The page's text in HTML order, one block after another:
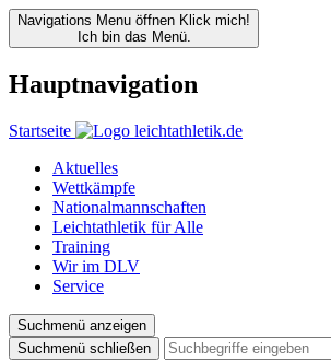
Navigations Menu öffnen Klick mich!
Ich bin das Menü.
Hauptnavigation
Startseite
Aktuelles
Wettkämpfe
Nationalmannschaften
Leichtathletik für Alle
Training
Wir im DLV
Service
Suchmenü anzeigen
Suchmenü schließen